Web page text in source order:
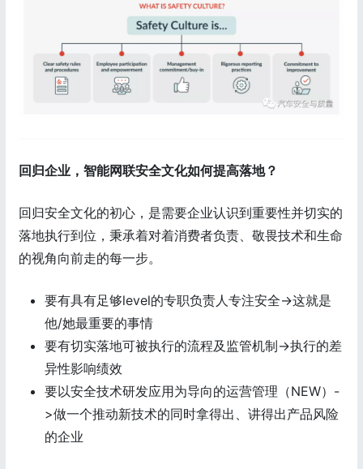
回归企业，智能网联安全文化如何提高落地？
回归安全文化的初心，是需要企业认识到重要性并切实的
落地执行到位，秉承着对着消费者负责、敬畏技术和生命
的视角向前走的每一步。
要有具有足够level的专职负责人专注安全->这就是
他/她最重要的事情
要有切实落地可被执行的流程及监管机制->执行的差
异性影响绩效
要以安全技术研发应用为导向的运营管理（NEW）-
>做一个推动新技术的同时拿得出、讲得出产品风险
的企业